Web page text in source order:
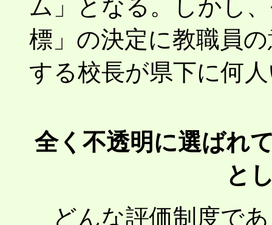
ム」となる。しかし
標」の決定に教職員
する校長が県下に何
全く不透明に選ばれ
と
どんな評価制度で